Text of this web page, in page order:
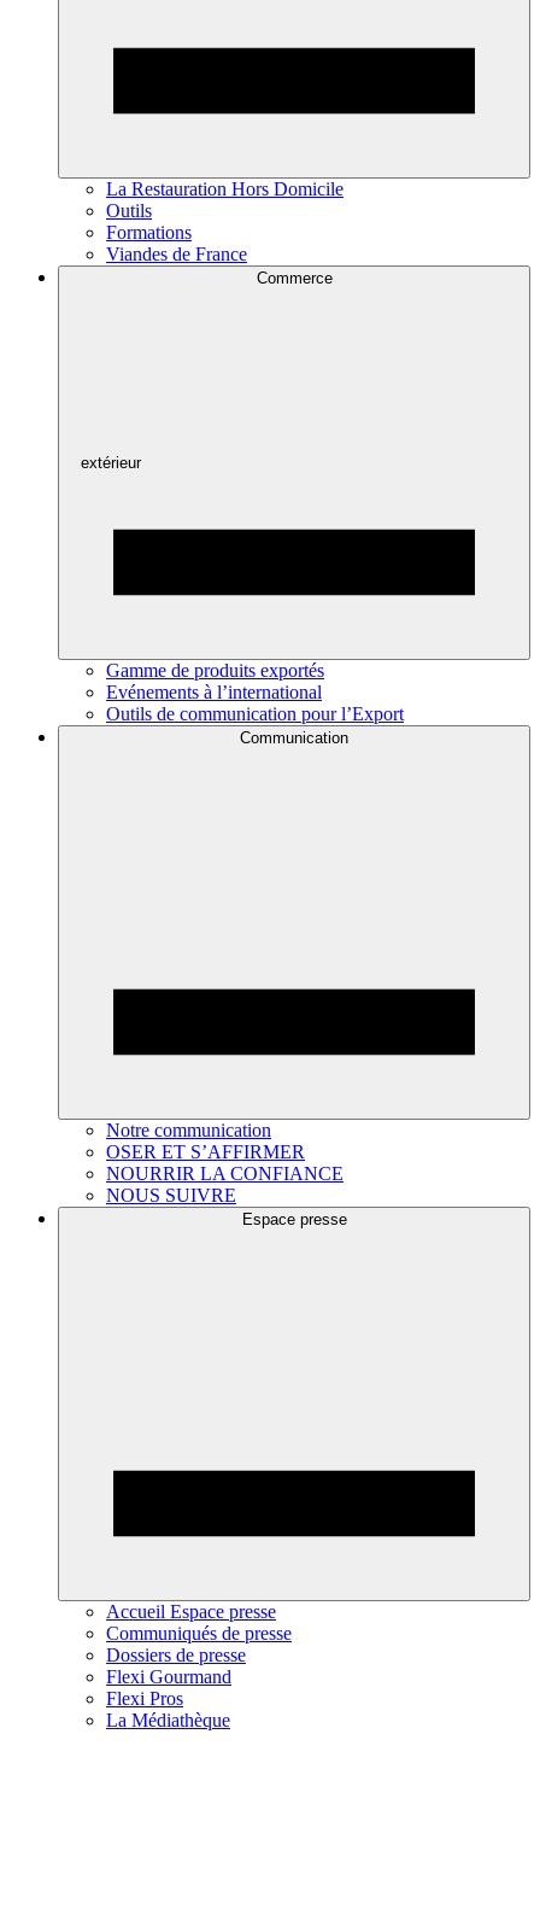
La Restauration Hors Domicile
Outils
Formations
Viandes de France
Commerce
extérieur
Gamme de produits exportés
Evénements à l’international
Outils de communication pour l’Export
Communication
Notre communication
OSER ET S’AFFIRMER
NOURRIR LA CONFIANCE
NOUS SUIVRE
Espace presse
Accueil Espace presse
Communiqués de presse
Dossiers de presse
Flexi Gourmand
Flexi Pros
La Médiathèque